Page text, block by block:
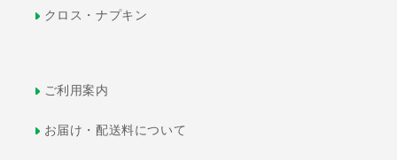
クロス・ナプキン
ご利用案内
お届け・配送料について